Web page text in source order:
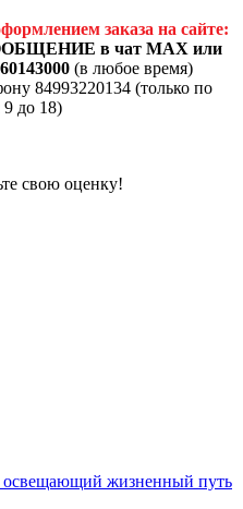
заказа на сайте:
в чат MAX или
(в любое время)
84993220134 (только по
9 до 18)
свою оценку!